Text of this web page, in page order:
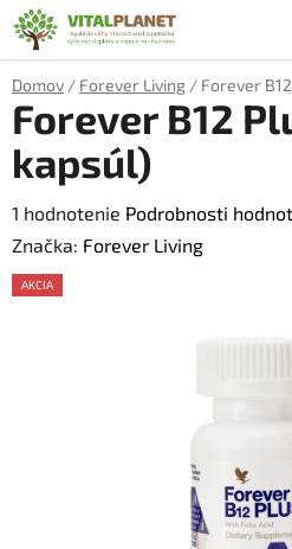
Prejsť
na
obsah
Domov / Forever Living / Forever
Forever B12
kapsúl)
Priemerné
hodnotenie
produktu
1 hodnotenie Podrobnosti
Značka: Forever Living
AKCIA